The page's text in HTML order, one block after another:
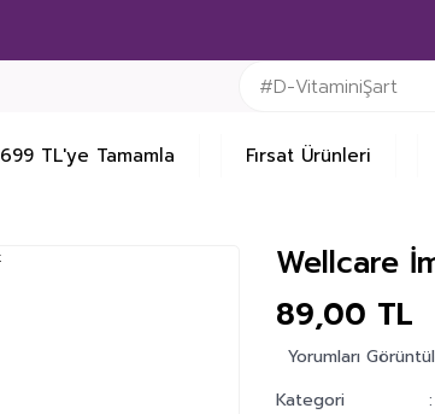
699 TL'ye Tamamla Fırsat Ürünleri
Wellcare
89,00 TL
Yorumları
Kategori